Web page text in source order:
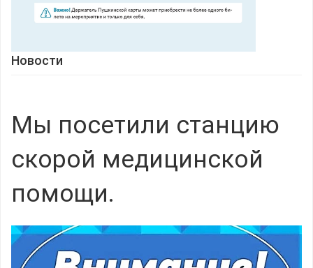
Новости
Мы посетили станцию
скорой медицинской
помощи.